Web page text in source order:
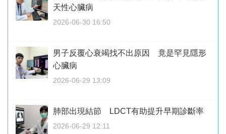
天性心臟病
2026-06-30 16:50
男子反覆心衰竭找不出原因 竟是罕見隱形
心臟病
2026-06-29 13:09
肺部出現結節 LDCT有助提升早期診斷率
2026-06-29 12:11